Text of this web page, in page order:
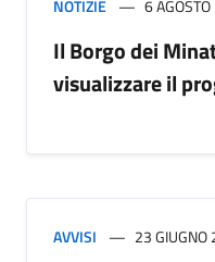
NOTIZIE 6
Il Borgo dei
visualizzare il
AVVISI 23 GIUGNO